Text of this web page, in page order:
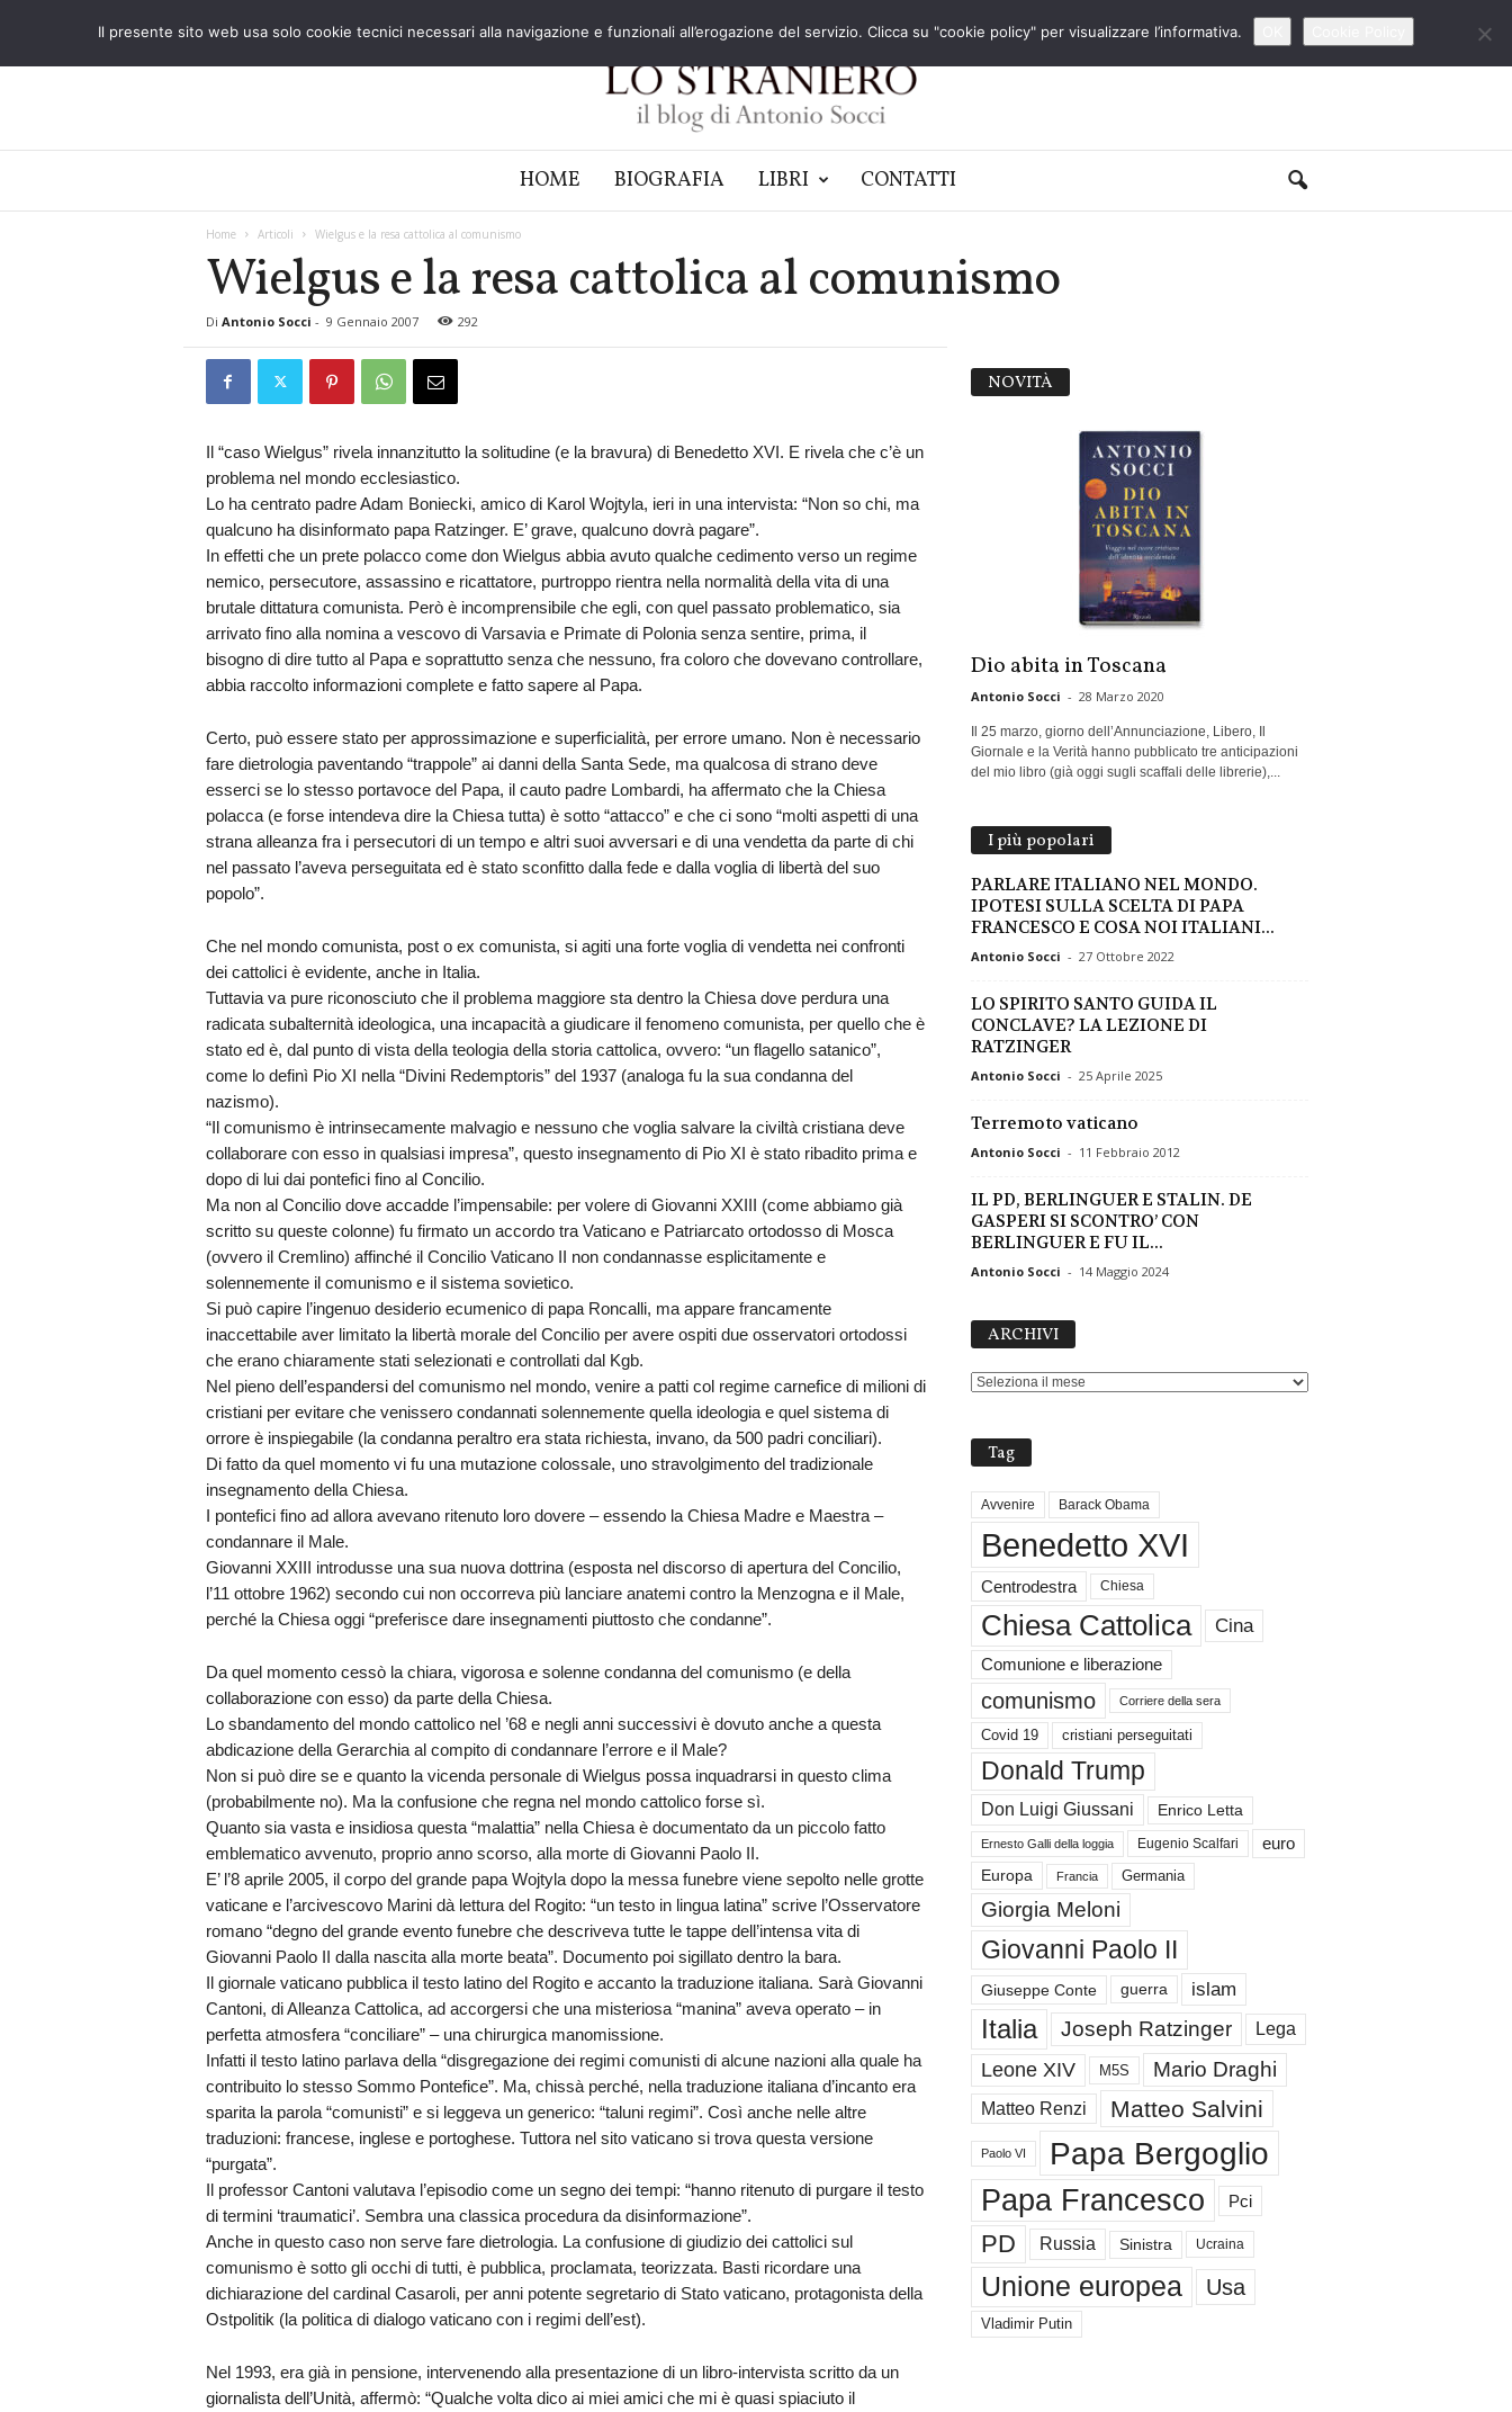
S
HOME BIOGRAFIA LIBRI CONTATTI
Home Articoli Wielgus e la resa cattolica al comunismo
Wielgus e la resa cattolica al comunismo
Di Antonio Socci - 9 Gennaio 2007 292
Il “caso Wielgus” rivela innanzitutto la solitudine (e la bravura) di Benedetto XVI. E rivela che c’è un
problema nel mondo ecclesiastico.
Lo ha centrato padre Adam Boniecki, amico di Karol Wojtyla, ieri in una intervista: “Non so chi, ma
qualcuno ha disinformato papa Ratzinger. E’ grave, qualcuno dovrà pagare”.
In effetti che un prete polacco come don Wielgus abbia avuto qualche cedimento verso un regime
nemico, persecutore, assassino e ricattatore, purtroppo rientra nella normalità della vita di una
brutale dittatura comunista. Però è incomprensibile che egli, con quel passato problematico, sia
arrivato fino alla nomina a vescovo di Varsavia e Primate di Polonia senza sentire, prima, il
bisogno di dire tutto al Papa e soprattutto senza che nessuno, fra coloro che dovevano controllare,
abbia raccolto informazioni complete e fatto sapere al Papa.
Certo, può essere stato per approssimazione e superficialità, per errore umano. Non è necessario
fare dietrologia paventando “trappole” ai danni della Santa Sede, ma qualcosa di strano deve
esserci se lo stesso portavoce del Papa, il cauto padre Lombardi, ha affermato che la Chiesa
polacca (e forse intendeva dire la Chiesa tutta) è sotto “attacco” e che ci sono “molti aspetti di una
strana alleanza fra i persecutori di un tempo e altri suoi avversari e di una vendetta da parte di chi
nel passato l’aveva perseguitata ed è stato sconfitto dalla fede e dalla voglia di libertà del suo
popolo”.
Che nel mondo comunista, post o ex comunista, si agiti una forte voglia di vendetta nei confronti
dei cattolici è evidente, anche in Italia.
Tuttavia va pure riconosciuto che il problema maggiore sta dentro la Chiesa dove perdura una
radicata subalternità ideologica, una incapacità a giudicare il fenomeno comunista, per quello che è
stato ed è, dal punto di vista della teologia della storia cattolica, ovvero: “un flagello satanico”,
come lo definì Pio XI nella “Divini Redemptoris” del 1937 (analoga fu la sua condanna del
nazismo).
“Il comunismo è intrinsecamente malvagio e nessuno che voglia salvare la civiltà cristiana deve
collaborare con esso in qualsiasi impresa”, questo insegnamento di Pio XI è stato ribadito prima e
dopo di lui dai pontefici fino al Concilio.
Ma non al Concilio dove accadde l’impensabile: per volere di Giovanni XXIII (come abbiamo già
scritto su queste colonne) fu firmato un accordo tra Vaticano e Patriarcato ortodosso di Mosca
(ovvero il Cremlino) affinché il Concilio Vaticano II non condannasse esplicitamente e
solennemente il comunismo e il sistema sovietico.
Si può capire l’ingenuo desiderio ecumenico di papa Roncalli, ma appare francamente
inaccettabile aver limitato la libertà morale del Concilio per avere ospiti due osservatori ortodossi
che erano chiaramente stati selezionati e controllati dal Kgb.
Nel pieno dell’espandersi del comunismo nel mondo, venire a patti col regime carnefice di milioni di
cristiani per evitare che venissero condannati solennemente quella ideologia e quel sistema di
orrore è inspiegabile (la condanna peraltro era stata richiesta, invano, da 500 padri conciliari).
Di fatto da quel momento vi fu una mutazione colossale, uno stravolgimento del tradizionale
insegnamento della Chiesa.
I pontefici fino ad allora avevano ritenuto loro dovere – essendo la Chiesa Madre e Maestra –
condannare il Male.
Giovanni XXIII introdusse una sua nuova dottrina (esposta nel discorso di apertura del Concilio,
l’11 ottobre 1962) secondo cui non occorreva più lanciare anatemi contro la Menzogna e il Male,
perché la Chiesa oggi “preferisce dare insegnamenti piuttosto che condanne”.
Da quel momento cessò la chiara, vigorosa e solenne condanna del comunismo (e della
collaborazione con esso) da parte della Chiesa.
Lo sbandamento del mondo cattolico nel ’68 e negli anni successivi è dovuto anche a questa
abdicazione della Gerarchia al compito di condannare l’errore e il Male?
Non si può dire se e quanto la vicenda personale di Wielgus possa inquadrarsi in questo clima
(probabilmente no). Ma la confusione che regna nel mondo cattolico forse sì.
Quanto sia vasta e insidiosa questa “malattia” nella Chiesa è documentato da un piccolo fatto
emblematico avvenuto, proprio anno scorso, alla morte di Giovanni Paolo II.
E’ l’8 aprile 2005, il corpo del grande papa Wojtyla dopo la messa funebre viene sepolto nelle grotte
vaticane e l’arcivescovo Marini dà lettura del Rogito: “un testo in lingua latina” scrive l’Osservatore
romano “degno del grande evento funebre che descriveva tutte le tappe dell’intensa vita di
Giovanni Paolo II dalla nascita alla morte beata”. Documento poi sigillato dentro la bara.
Il giornale vaticano pubblica il testo latino del Rogito e accanto la traduzione italiana. Sarà Giovanni
Cantoni, di Alleanza Cattolica, ad accorgersi che una misteriosa “manina” aveva operato – in
perfetta atmosfera “conciliare” – una chirurgica manomissione.
Infatti il testo latino parlava della “disgregazione dei regimi comunisti di alcune nazioni alla quale ha
contribuito lo stesso Sommo Pontefice”. Ma, chissà perché, nella traduzione italiana d’incanto era
sparita la parola “comunisti” e si leggeva un generico: “taluni regimi”. Così anche nelle altre
traduzioni: francese, inglese e portoghese. Tuttora nel sito vaticano si trova questa versione
“purgata”.
Il professor Cantoni valutava l’episodio come un segno dei tempi: “hanno ritenuto di purgare il testo
di termini ‘traumatici’. Sembra una classica procedura da disinformazione”.
Anche in questo caso non serve fare dietrologia. La confusione di giudizio dei cattolici sul
comunismo è sotto gli occhi di tutti, è pubblica, proclamata, teorizzata. Basti ricordare una
dichiarazione del cardinal Casaroli, per anni potente segretario di Stato vaticano, protagonista della
Ostpolitik (la politica di dialogo vaticano con i regimi dell’est).
Nel 1993, era già in pensione, intervenendo alla presentazione di un libro-intervista scritto da un
giornalista dell’Unità, affermò: “Qualche volta dico ai miei amici che mi è quasi spiaciuto il
NOVITÀ
Dio abita in Toscana
Antonio Socci - 28 Marzo 2020
Il 25 marzo, giorno dell’Annunciazione, Libero, Il
Giornale e la Verità hanno pubblicato tre anticipazioni
del mio libro (già oggi sugli scaffali delle librerie),...
I più popolari
PARLARE ITALIANO NEL MONDO.
IPOTESI SULLA SCELTA DI PAPA
FRANCESCO E COSA NOI ITALIANI...
Antonio Socci - 27 Ottobre 2022
LO SPIRITO SANTO GUIDA IL
CONCLAVE? LA LEZIONE DI
RATZINGER
Antonio Socci - 25 Aprile 2025
Terremoto vaticano
Antonio Socci - 11 Febbraio 2012
IL PD, BERLINGUER E STALIN. DE
GASPERI SI SCONTRO’ CON
BERLINGUER E FU IL...
Antonio Socci - 14 Maggio 2024
ARCHIVI
Tag
Avvenire Barack Obama
Benedetto XVI
Centrodestra Chiesa
Chiesa Cattolica Cina
Comunione e liberazione
comunismo Corriere della sera
Covid 19 cristiani perseguitati
Donald Trump
Don Luigi Giussani Enrico Letta
Ernesto Galli della loggia Eugenio Scalfari euro
Europa Francia Germania
Giorgia Meloni
Giovanni Paolo II
Giuseppe Conte guerra islam
Italia Joseph Ratzinger Lega
Leone XIV M5S Mario Draghi
Matteo Renzi Matteo Salvini
Paolo VI Papa Bergoglio
Papa Francesco Pci
PD Russia Sinistra Ucraina
Unione europea Usa
Vladimir Putin
Il presente sito web usa solo cookie tecnici necessari alla navigazione e funzionali all’erogazione del servizio. Clicca su "cookie policy" per visualizzare l’informativa.